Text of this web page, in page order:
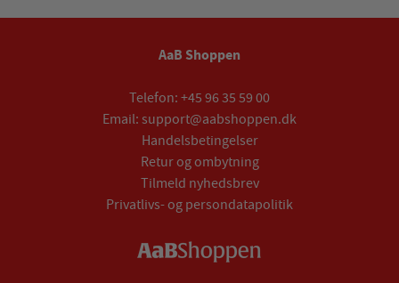
AaB Shoppen
Telefon: +45 96 35 59 00
Email: support@aabshoppen.dk
Handelsbetingelser
Retur og ombytning
Tilmeld nyhedsbrev
Privatlivs- og persondatapolitik